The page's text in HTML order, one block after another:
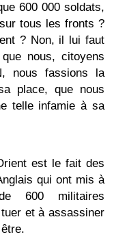
600 000 soldats,
tous les fronts ?
? Non, il lui faut
nous, citoyens
nous fassions la
place, que nous
telle infamie à sa
est le fait des
qui ont mis à
600 militaires
et à assassiner